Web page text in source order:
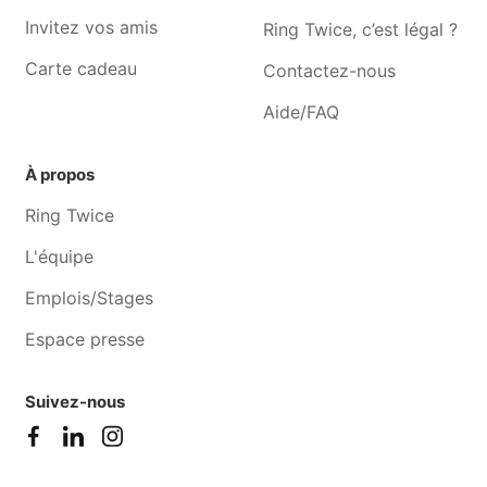
Invitez vos amis
Carte cadeau
Ring Twice, c’est légal ?
Contactez-nous
Aide/FAQ
À propos
Ring Twice
L'équipe
Emplois/Stages
Espace presse
Suivez-nous